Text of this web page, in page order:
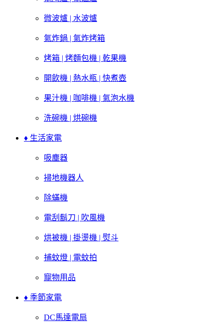
微波爐 | 水波爐
氣炸鍋 | 氣炸烤箱
烤箱 | 烤麵包機 | 乾果機
開飲機 | 熱水瓶 | 快煮壺
果汁機 | 咖啡機 | 氣泡水機
洗碗機 | 烘碗機
♦ 生活家電
吸塵器
掃地機器人
除蟎機
電刮鬍刀 | 吹風機
烘被機 | 掛燙機 | 熨斗
捕蚊燈 | 電蚊拍
寵物用品
♦ 季節家電
DC馬達電扇